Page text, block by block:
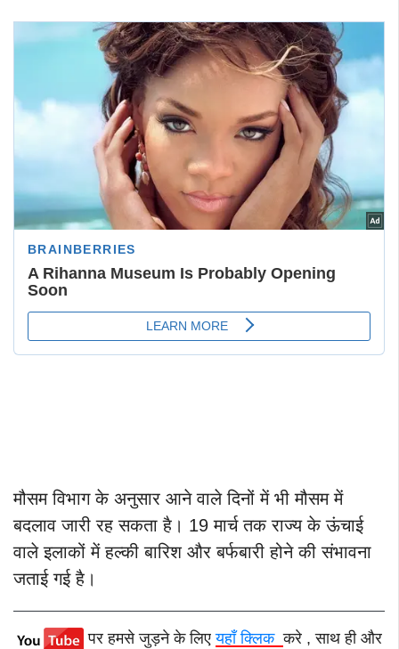
मौसम विभाग के अनुसार आने वाले दिनों में भी मौसम में
बदलाव जारी रह सकता है। 19 मार्च तक राज्य के ऊंचाई
वाले इलाकों में हल्की बारिश और बर्फबारी होने की संभावना
जताई गई है।
पर हमसे जुड़ने के लिएयहाँ क्लिककरे , साथ ही और